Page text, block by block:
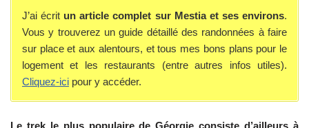
J’ai écrit un article complet sur Mestia et ses environs.
Vous y trouverez un guide détaillé des randonnées à faire
sur place et aux alentours, et tous mes bons plans pour le
logement et les restaurants (entre autres infos utiles).
Cliquez-ici pour y accéder.
Le trek le plus populaire de Géorgie consiste d’ailleurs à